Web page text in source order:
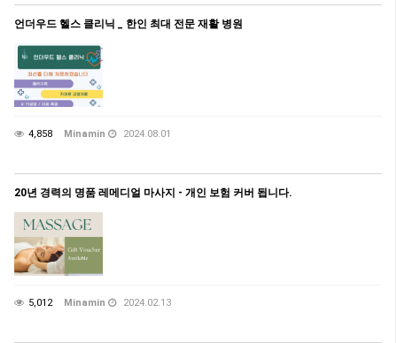
언더우드 헬스 클리닉 _ 한인 최대 전문 재활 병원
4,858 Minamin 2024.08.01
20년 경력의 명품 레메디얼 마사지 - 개인 보험 커버 됩니다.
5,012 Minamin 2024.02.13